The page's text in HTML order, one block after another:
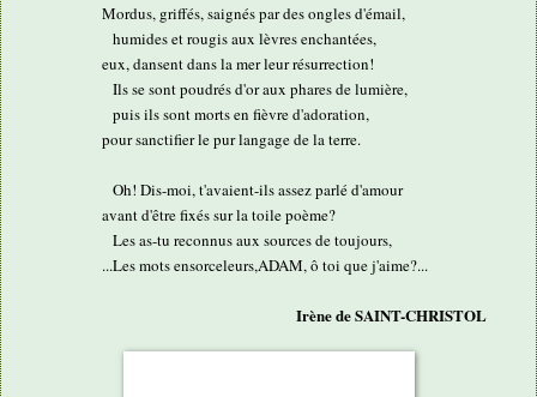
Mordus, griffés, saignés par des ongles d'émail,
humides et rougis aux lèvres enchantées,
eux, dansent dans la mer leur résurrection!
Ils se sont poudrés d'or aux phares de lumière,
puis ils sont morts en fièvre d'adoration,
pour sanctifier le pur langage de la terre.
Oh! Dis-moi, t'avaient-ils assez parlé d'amour
avant d'être fixés sur la toile poème?
Les as-tu reconnus aux sources de toujours,
...Les mots ensorceleurs,ADAM, ô toi que j'aime?...
Irène de SAINT-CHRISTOL